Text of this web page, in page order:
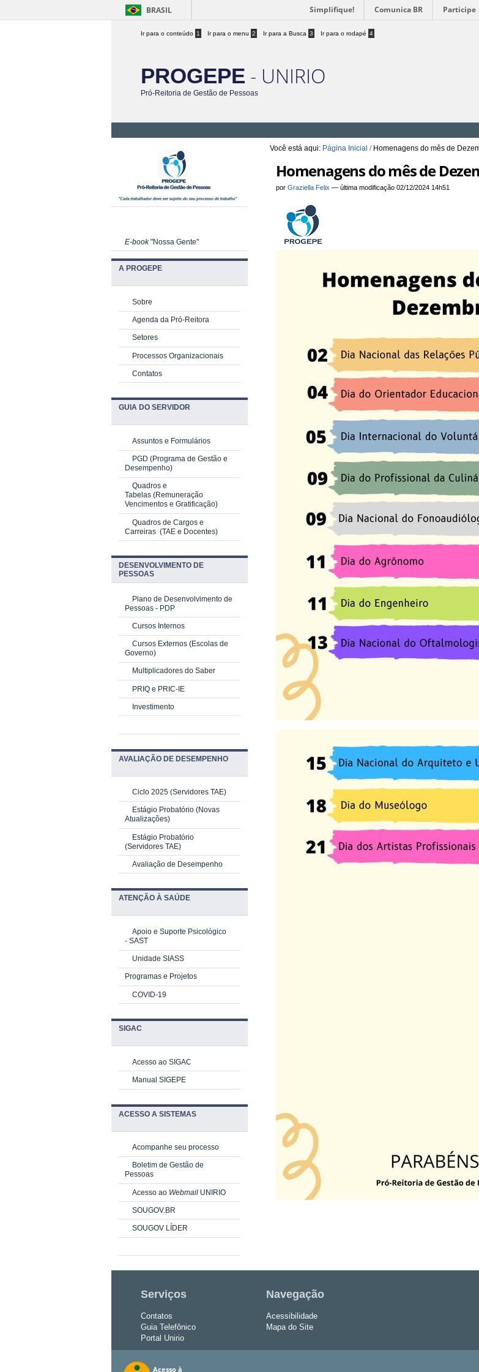
BRASIL Simplifique! Comunica BR Participe
Ir para o conteúdo 1 Ir para o menu 2 Ir para a Busca 3 Ir para o rodapé 4
PROGEPE - UNIRIO
Pró-Reitoria de Gestão de Pessoas
Você está aqui: Página Inicial / Homenagens do mês de
Homenagens do mês de
porGraziella Felix —última modificação 02/12/2024 14h51
E-book"Nossa Gente"
A PROGEPE
Sobre
Agenda da Pró-Reitora
Setores
Processos Organizacionais
Contatos
GUIA DO SERVIDOR
Assuntos e Formulários
PGD (Programa de Gestão e
Desempenho)
Quadros e
Tabelas (Remuneração
Vencimentos e Gratificação)
Quadros de Cargos e
Carreiras (TAE e Docentes)
DESENVOLVIMENTO DE
PESSOAS
Plano de Desenvolvimento de
Pessoas - PDP
Cursos Internos
Cursos Externos (Escolas de
Governo)
Multiplicadores do Saber
PRIQ e PRIC-IE
Investimento
AVALIAÇÃO DE DESEMPENHO
Ciclo 2025 (Servidores TAE)
Estágio Probatório (Novas
Atualizações)
Estágio Probatório
(Servidores TAE)
Avaliação de Desempenho
ATENÇÃO À SAÚDE
Apoio e Suporte Psicológico
- SAST
Unidade SIASS
Programas e Projetos
COVID-19
SIGAC
Acesso ao SIGAC
Manual SIGEPE
ACESSO A SISTEMAS
Acompanhe seu processo
Boletim de Gestão de
Pessoas
Acesso ao Webmail UNIRIO
SOUGOV.BR
SOUGOV LÍDER
Serviços
Contatos
Guia Telefônico
Portal Unirio
Navegação
Acessibilidade
Mapa do Site